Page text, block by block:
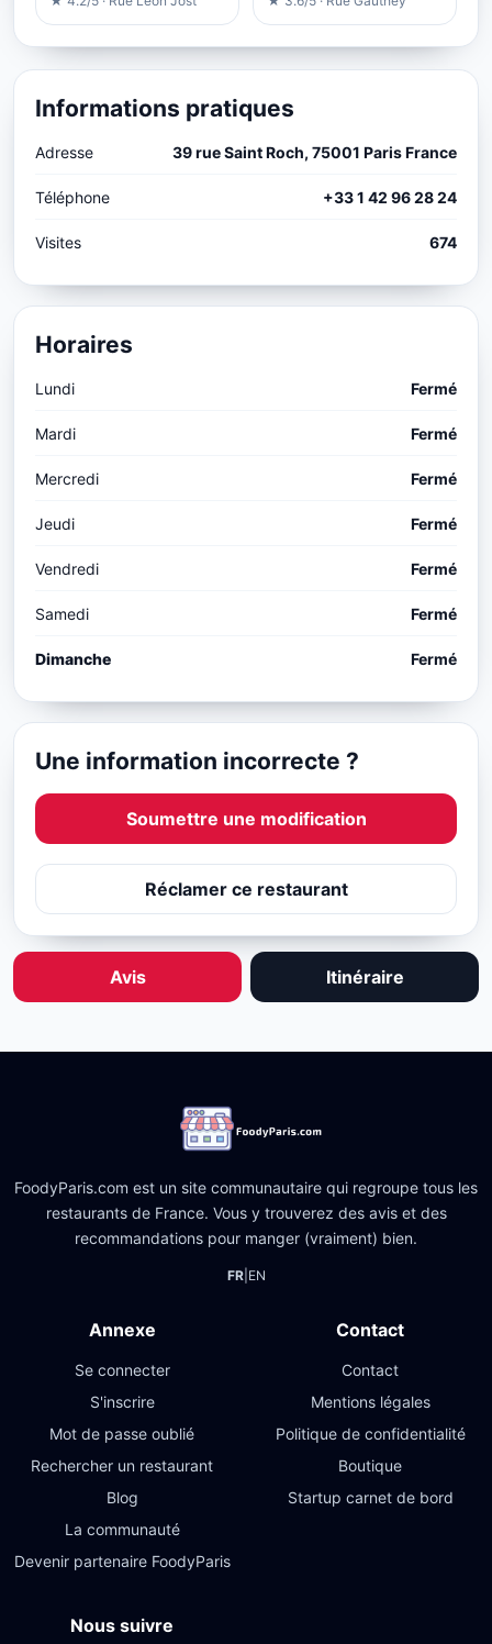
Informations pratiques
Adresse 39 rue Saint Roch, 75001 Paris France
Téléphone +33 1 42 96 28 24
Visites 674
Horaires
Lundi Fermé
Mardi Fermé
Mercredi Fermé
Jeudi Fermé
Vendredi Fermé
Samedi Fermé
Dimanche Fermé
Une information incorrecte ?
Soumettre une modification
Réclamer ce restaurant
Avis Itinéraire
FoodyParis.com est un site communautaire qui regroupe tous les
restaurants de France. Vous y trouverez des avis et des
recommandations pour manger (vraiment) bien.
FR| EN
Annexe
Se connecter
S'inscrire
Mot de passe oublié
Rechercher un restaurant
Blog
La communauté
Devenir partenaire FoodyParis
Contact
Contact
Mentions légales
Politique de confidentialité
Boutique
Startup carnet de bord
Nous suivre